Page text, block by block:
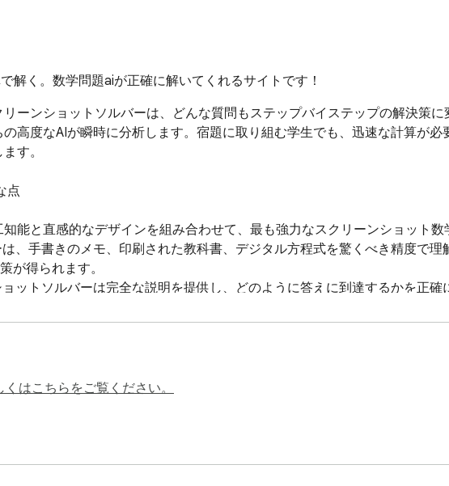
解く。数学問題aiが正確に解いてくれるサイトです！
ーンショットソルバーは、どんな質問もステップバイステップの解決策
高度なAIが瞬時に分析します。宿題に取り組む学生でも、迅速な計算が
す。
点
能と直感的なデザインを組み合わせて、最も強力なスクリーンショット数
、手書きのメモ、印刷された教科書、デジタル方程式を驚くべき精度で
が得られます。
ットソルバーは完全な説明を提供し、どのように答えに到達するかを正確
を使用して、あらゆるソースから数学の表現を読み取ります。教科書、ワ
なく、ステップを示す数学スクリーンショットソルバーを使用して、理解
はこちらをご覧ください。